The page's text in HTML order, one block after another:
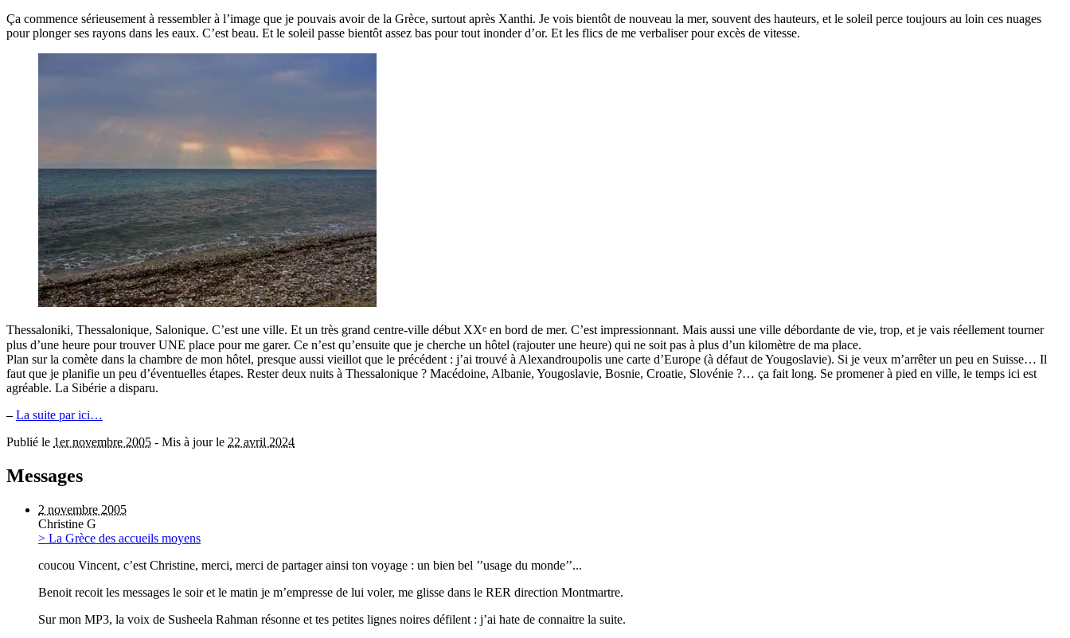
Ça commence sérieusement à ressembler à l’image que je pouvais avoir de la Grèce, surtout après Xanthi. Je vois bientôt de nouveau la mer, souvent des hauteurs, et le soleil perce toujours au loin ces nuages
pour plonger ses rayons dans les eaux. C’est beau. Et le soleil passe bientôt assez bas pour tout inonder d’or. Et les flics de me verbaliser pour excès de vitesse.
Thessaloniki, Thessalonique, Salonique. C’est une ville. Et un très grand centre-ville début XXe en bord de mer. C’est impressionnant. Mais aussi une ville débordante de vie, trop, et je vais réellement tourner
plus d’une heure pour trouver UNE place pour me garer. Ce n’est qu’ensuite que je cherche un hôtel (rajouter une heure) qui ne soit pas à plus d’un kilomètre de ma place.
Plan sur la comète dans la chambre de mon hôtel, presque aussi vieillot que le précédent : j’ai trouvé à Alexandroupolis une carte d’Europe (à défaut de Yougoslavie). Si je veux m’arrêter un peu en Suisse… Il
faut que je planifie un peu d’éventuelles étapes. Rester deux nuits à Thessalonique ? Macédoine, Albanie, Yougoslavie, Bosnie, Croatie, Slovénie ?… ça fait long. Se promener à pied en ville, le temps ici est
agréable. La Sibérie a disparu.
– La suite par ici…
Publié le 1er novembre 2005 - Mis à jour le 22 avril 2024
Messages
2 novembre 2005
Christine G
> La Grèce des accueils moyens
coucou Vincent, c’est Christine, merci, merci de partager ainsi ton voyage : un bien bel ’’usage du monde’’...
Benoit recoit les messages le soir et le matin je m’empresse de lui voler, me glisse dans le RER direction Montmartre.
Sur mon MP3, la voix de Susheela Rahman résonne et tes petites lignes noires défilent : j’ai hate de connaitre la suite.